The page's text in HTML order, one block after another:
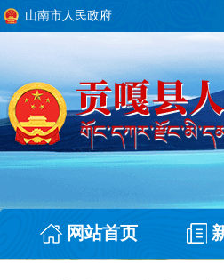
山南市人民政府
网站首页